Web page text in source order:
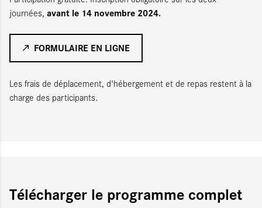
journées, avant le 14 novembre 2024.
FORMULAIRE EN LIGNE
Les frais de déplacement, d'hébergement et de repas restent à la
charge des participants.
Télécharger le programme complet